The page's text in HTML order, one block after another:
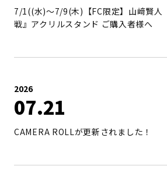
7/1((水)～7/9(木)【FC限定】山﨑賢人
戦』アクリルスタンド ご購入者様へ
2026
07 21
CAMERA ROLLが更新されました！